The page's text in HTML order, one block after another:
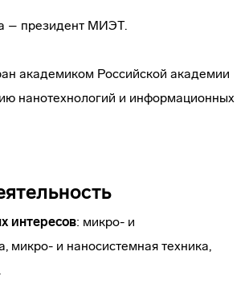
– президент МИЭТ.
академиком Российской академии
нанотехнологий и информационных
интересов: микро- и
микро- и наносистемная техника,